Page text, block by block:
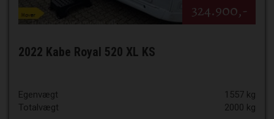
324.900,-
2022 Kabe Royal 520 XL KS
Egenvægt
1557 kg
Totalvægt
2000 kg